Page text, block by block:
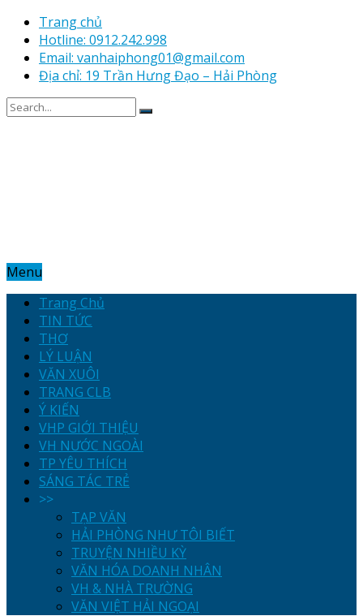
Trang chủ
Hotline: 0912.242.998
Email: vanhaiphong01@gmail.com
Địa chỉ: 19 Trần Hưng Đạo – Hải Phòng
Menu
Trang Chủ
TIN TỨC
THƠ
LÝ LUẬN
VĂN XUÔI
TRANG CLB
Ý KIẾN
VHP GIỚI THIỆU
VH NƯỚC NGOÀI
TP YÊU THÍCH
SÁNG TÁC TRẺ
>>
TẠP VĂN
HẢI PHÒNG NHƯ TÔI BIẾT
TRUYỆN NHIỀU KỲ
VĂN HÓA DOANH NHÂN
VH & NHÀ TRƯỜNG
VĂN VIỆT HẢI NGOẠI